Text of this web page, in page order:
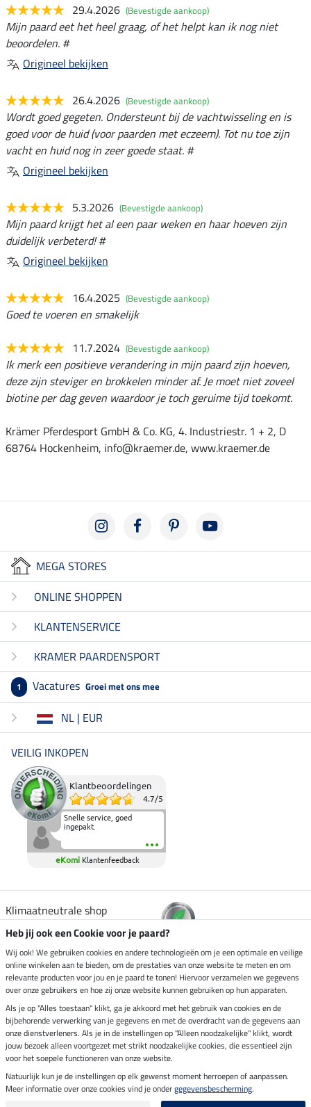
29.4.2026 (Bevestigde aankoop)
Mijn paard eet het heel graag, of het helpt kan ik nog niet
beoordelen. #
Origineel bekijken
26.4.2026 (Bevestigde aankoop)
Wordt goed gegeten. Ondersteunt bij de vachtwisseling en is
goed voor de huid (voor paarden met eczeem). Tot nu toe zijn
vacht en huid nog in zeer goede staat. #
Origineel bekijken
5.3.2026 (Bevestigde aankoop)
Mijn paard krijgt het al een paar weken en haar hoeven zijn
duidelijk verbeterd! #
Origineel bekijken
16.4.2025 (Bevestigde aankoop)
Goed te voeren en smakelijk
11.7.2024 (Bevestigde aankoop)
Ik merk een positieve verandering in mijn paard zijn hoeven,
deze zijn steviger en brokkelen minder af. Je moet niet zoveel
biotine per dag geven waardoor je toch geruime tijd toekomt.
Krämer Pferdesport GmbH & Co. KG, 4. Industriestr. 1 + 2, D
68764 Hockenheim, info@kraemer.de, www.kraemer.de
MEGA STORES
ONLINE SHOPPEN
KLANTENSERVICE
KRAMER PAARDENSPORT
1 Vacatures Groei met ons mee
NL | EUR
VEILIG INKOPEN
Klantbeoordelingen
4.7/5
Snelle service, goed
ingepakt.
eKomi Klantenfeedback
Klimaatneutrale shop
Verzending per
Veilig betalen met
Impressum
Laatste update op 08.08.2026 om 03:00 uur
Heb jij ook een Cookie voor je paard?
Wij ook! We gebruiken cookies en andere technologieën om je een optimale en veilige
online winkelen aan te bieden, om de prestaties van onze website te meten en om
relevante producten voor jou en je paard te tonen! Hiervoor verzamelen we gegevens
over onze gebruikers en hoe zij onze website kunnen gebruiken op hun apparaten.
Als je op "Alles toestaan" klikt, ga je akkoord met het gebruik van cookies en de
bijbehorende verwerking van je gegevens en met de overdracht van de gegevens aan
onze dienstverleners. Als je in de instellingen op "Alleen noodzakelijke" klikt, wordt
jouw bezoek alleen voortgezet met strikt noodzakelijke cookies, die essentieel zijn
voor het soepele functioneren van onze website.
Natuurlijk kun je de instellingen op elk gewenst moment herroepen of aanpassen.
Meer informatie over onze cookies vind je ondergegevensbescherming.